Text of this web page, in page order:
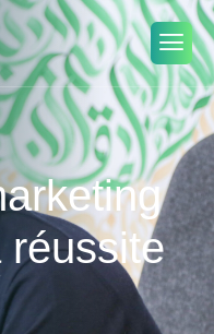
réussite